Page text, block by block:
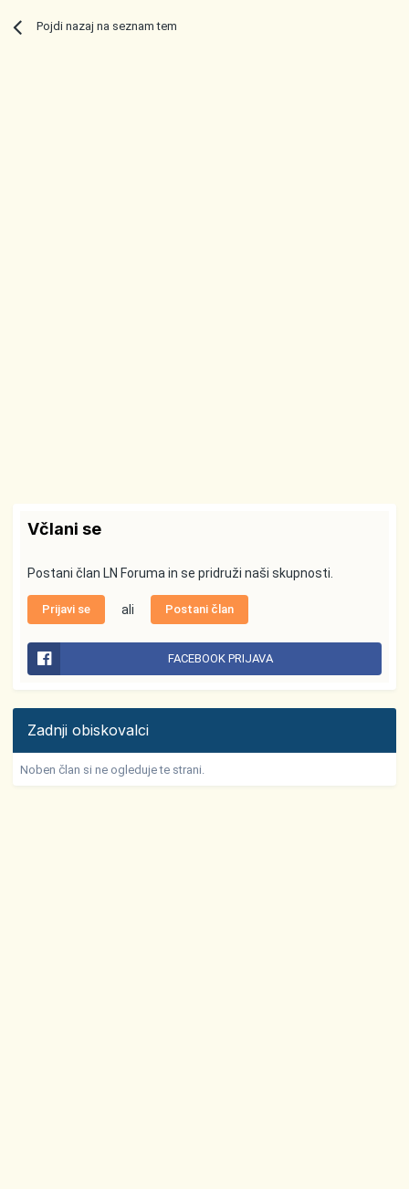
Pojdi nazaj na seznam tem
Včlani se
Postani član LN Foruma in se pridruži naši skupnosti.
Prijavi se ali Postani član
FACEBOOK PRIJAVA
Zadnji obiskovalci
Noben član si ne ogleduje te strani.